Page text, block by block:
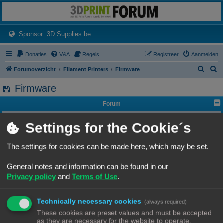
Het 3D print forum van de Benelux na de sluiting van 3dprintforum.nl
Sponsor: 3D Supplies.be(Opens a new tab)
Donaties V&A Regels Aanmelden
Registreer
Forumoverzicht Filament Printers Firmware
k
Firmware
Forum
Onderwerpen: 6
Onderwerpen:12
Onderwerpen:1
ZoekUitgebreid
0 onderwerpen • Pagina1van1
Er zijn geen onderwerpen of berichten in dit forum.
Settings for the Cookie´s
The settings for cookies can be made here, which may be set.
General notes and information can be found in our
Privacy policy and Terms of Use.
Technically necessary cookies (always required)
These cookies are preset values and must be accepted
as they are necessary for the website to operate.